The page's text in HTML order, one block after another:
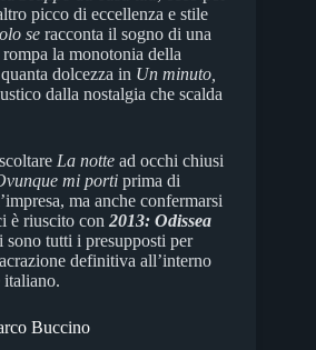
picco di eccellenza e stile
se racconta il sogno di una
la monotonia della
dolcezza in Un minuto,
dalla nostalgia che scalda
La notte ad occhi chiusi
mi porti prima di
ma anche confermarsi
è riuscito con 2013: Odissea
sono tutti i presupposti per
definitiva all’interno
italiano.
Buccino